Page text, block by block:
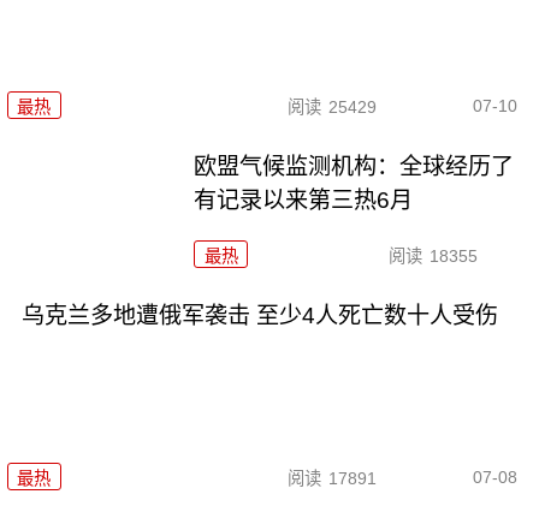
最热 阅读 25429 07-10
欧盟气候监测机构：全球经历了
有记录以来第三热6月
最热 阅读 18355
乌克兰多地遭俄军袭击 至少4人死亡数十人受伤
最热 阅读 17891 07-08